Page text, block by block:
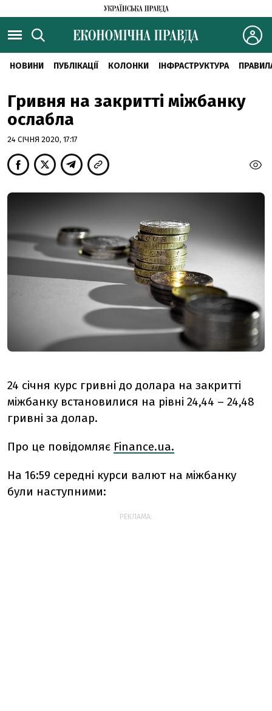
НОВИНИ ПУБЛІКАЦІЇ КОЛОНКИ ІНФРАСТРУКТУРА
Гривня на закритті міжбанку
ослабла
24 СІЧНЯ 2020, 17:17
24 січня курс гривні до долара на закритті
міжбанку встановилися на рівні 24,44 – 24,48
гривні за долар.
Про це повідомляє Finance.ua.
На 16:59 середні курси валют на міжбанку
були наступними:
РЕКЛАМА: